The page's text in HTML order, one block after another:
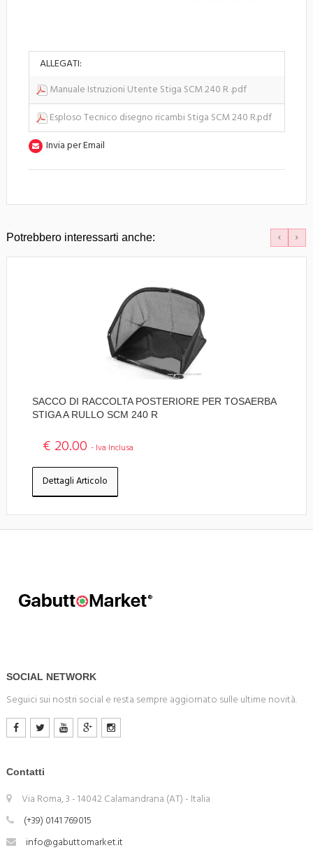
ALLEGATI:
Manuale Istruzioni Utente Stiga SCM 240 R .pdf
Esploso Tecnico disegno ricambi Stiga SCM 240 R.pdf
Invia per Email
Potrebbero interessarti anche:
SACCO DI RACCOLTA POSTERIORE PER TOSAERBA
STIGA A RULLO SCM 240 R
€ 20.00 - Iva Inclusa
Dettagli Articolo
SOCIAL NETWORK
Seguici sui nostri social e resta sempre aggiornato sulle ultime novità.
Contatti
Via Roma, 3 - 14042 Calamandrana (AT) - Italia
(+39) 0141 769015
info@gabuttomarket.it